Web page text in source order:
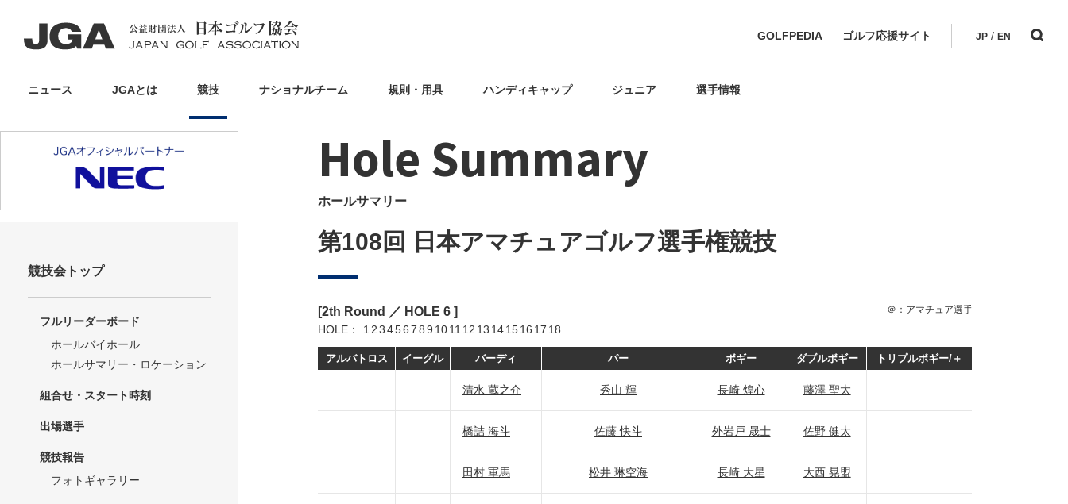
GOLFPEDIA ゴルフ応援サイト JP / EN
ニュース JGAとは 競技 ナショナルチーム 規則・用具 ハンディキャップ ジュニア 選手情報
Hole Summary
ホールサマリー
第108回 日本アマチュアゴルフ選手権競技
[2th Round ／ HOLE 6 ]
HOLE 1 23456789 1011 12 13 141516 17 18
＠：アマチュア選手
アルバトロス イーグル バーディ パー ボギー ダブルボギー トリプルボギー/＋
清水 蔵之介 秀山 輝 長崎 煌心 藤澤 聖太
橋詰 海斗 佐藤 快斗 外岩戸 晟士 佐野 健太
田村 軍馬 松井 琳空海 長崎 大星 大西 晃盟
競技会トップ
フルリーダーボード
ホールバイホール
ホールサマリー・ロケーション
組合せ・スタート時刻
出場選手
競技報告
フォトギャラリー